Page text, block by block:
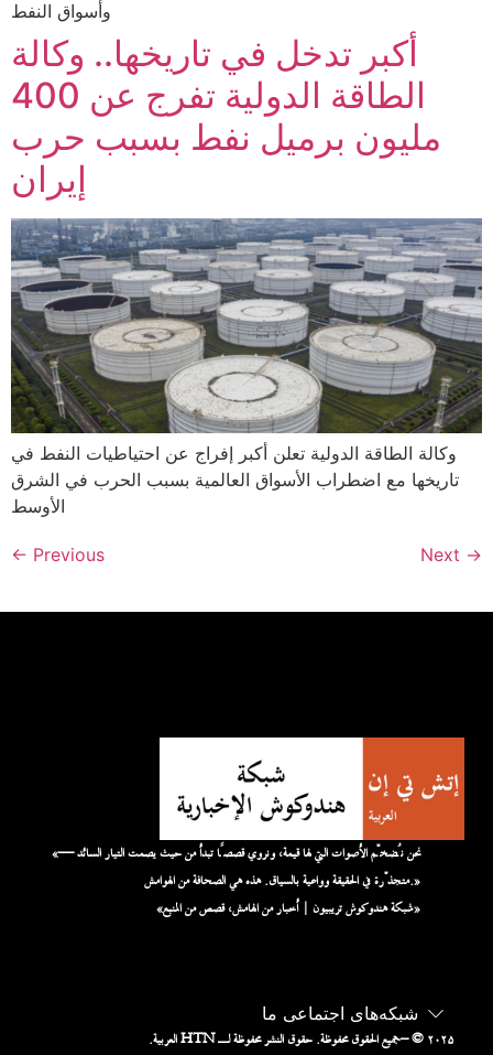
وأسواق النفط
أكبر تدخل في تاريخها.. وكالة
الطاقة الدولية تفرج عن 400
مليون برميل نفط بسبب حرب
إيران
وكالة الطاقة الدولية تعلن أكبر إفراج عن احتياطيات النفط في
تاريخها مع اضطراب الأسواق العالمية بسبب الحرب في الشرق
الأوسط
← Previous Next →
شبکه‌های اجتماعی ما
– © ۲۰۲۵جميع الحقوق محفوظة. حقوق النشر محفوظة لـ HTN العربية.
«نحن نُضخّم الأصوات التي لها قيمة، ونروي قصصًا تبدأ من حيث يصمت التيار السائد —
متجذّرة في الحقيقة وواعية بالسياق. هذه هي الصحافة من الهوامش.»
«شبكة هندوكوش تريبيون | أخبار من الهامش، قصص من المنبع»